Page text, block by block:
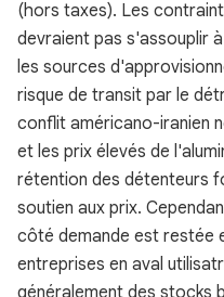
(hors taxes). Les
devraient pas s'assouplir
les sources
risque de transit par le
conflit américano-iranien
et les prix élevés de
rétention des détenteurs
soutien aux prix.
côté demande est restée
entreprises en aval
généralement des stocks